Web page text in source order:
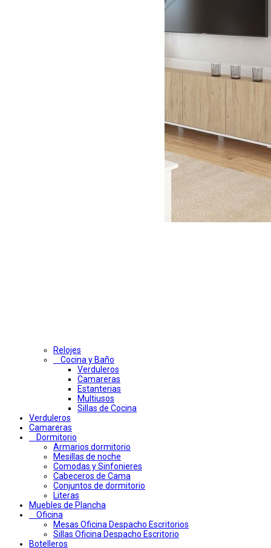
Relojes
Cocina y Baño
Verduleros
Camareras
Estanterias
Multiusos
Sillas de Cocina
Verduleros
Camareras
Dormitorio
Armarios dormitorio
Mesillas de noche
Comodas y Sinfonieres
Cabeceros de Cama
Conjuntos de dormitorio
Literas
Muebles de Plancha
Oficina
Mesas Oficina Despacho Escritorios
Sillas Oficina Despacho Escritorio
Botelleros